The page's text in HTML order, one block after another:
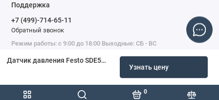
0
Датчик давления Festo SDE5-D10-C-Q6E-P-M8 542894
Узнать цену
Поддержка
+7 (499)-714-65-11
Обратный звонок
Режим работы: с 9:00 до 18:00 Выходные: СБ - ВС